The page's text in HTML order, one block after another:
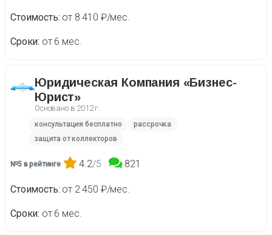
Стоимость от 8 410 ₽/мес.
Сроки от 6 мес.
Юридическая Компания «Бизнес-
Юрист»
Основано в 2012 г.
консультация бесплатно
рассрочка
защита от коллекторов
№5 в рейтинге 4.2/5 821
Стоимость от 2 450 ₽/мес.
Сроки от 6 мес.